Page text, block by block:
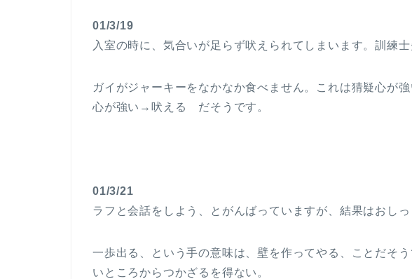
01/3/19
入室の時に、気合いが足らず吠えられてしまいます。訓練士
ガイがジャーキーをなかなか食べません。これは猜疑心が
心が強い→吠える だそうです。
01/3/21
ラフと会話をしよう、とがんばっていますが、結果はおし
一歩出る、という手の意味は、壁を作ってやる、ことだそ
いところからつかざるを得ない。